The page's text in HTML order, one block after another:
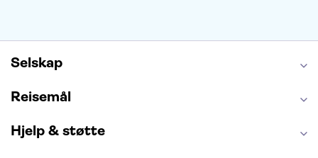
Selskap
Reisemål
Hjelp & støtte